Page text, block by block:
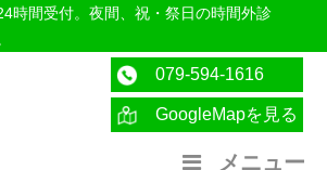
時間受付。夜間、祝・祭日の時間外診
会 公式サイト
079-594-1616
GoogleMapを見る
メニュー